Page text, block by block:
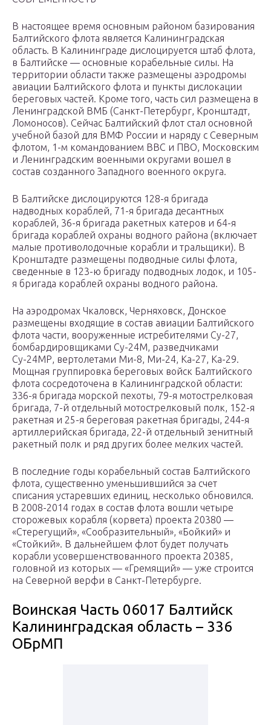
В настоящее время основным районом базирования
Балтийского флота является Калининградская
область. В Калининграде дислоцируется штаб флота,
в Балтийске — основные корабельные силы. На
территории области также размещены аэродромы
авиации Балтийского флота и пункты дислокации
береговых частей. Кроме того, часть сил размещена в
Ленинградской ВМБ (Санкт-Петербург, Кронштадт,
Ломоносов). Сейчас Балтийский флот стал основной
учебной базой для ВМФ России и наряду с Северным
флотом, 1-м командованием ВВС и ПВО, Московским
и Ленинградским военными округами вошел в
состав созданного Западного военного округа.
В Балтийске дислоцируются 128-я бригада
надводных кораблей, 71-я бригада десантных
кораблей, 36-я бригада ракетных катеров и 64-я
бригада кораблей охраны водного района (включает
малые противолодочные корабли и тральщики). В
Кронштадте размещены подводные силы флота,
сведенные в 123-ю бригаду подводных лодок, и 105-
я бригада кораблей охраны водного района.
На аэродромах Чкаловск, Черняховск, Донское
размещены входящие в состав авиации Балтийского
флота части, вооруженные истребителями Су-27,
бомбардировщиками Су-24М, разведчиками
Су-24МР, вертолетами Ми-8, Ми-24, Ка-27, Ка-29.
Мощная группировка береговых войск Балтийского
флота сосредоточена в Калининградской области:
336-я бригада морской пехоты, 79-я мотострелковая
бригада, 7-й отдельный мотострелковый полк, 152-я
ракетная и 25-я береговая ракетная бригады, 244-я
артиллерийская бригада, 22-й отдельный зенитный
ракетный полк и ряд других более мелких частей.
В последние годы корабельный состав Балтийского
флота, существенно уменьшившийся за счет
списания устаревших единиц, несколько обновился.
В 2008-2014 годах в состав флота вошли четыре
сторожевых корабля (корвета) проекта 20380 —
«Стерегущий», «Сообразительный», «Бойкий» и
«Стойкий». В дальнейшем флот будет получать
корабли усовершенствованного проекта 20385,
головной из которых — «Гремящий» — уже строится
на Северной верфи в Санкт-Петербурге.
Воинская Часть 06017 Балтийск
Калининградская область – 336
ОБрМП